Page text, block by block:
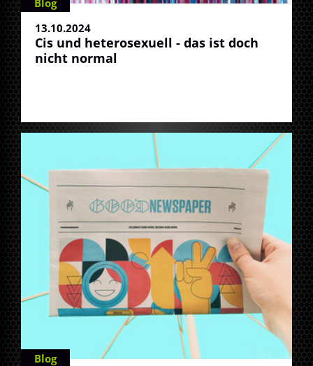
13.10.2024
Cis und heterosexuell - das ist doch
nicht normal
Blog